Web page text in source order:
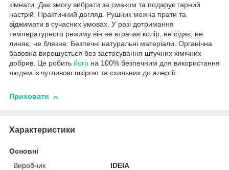
кімнати. Дає змогу вибрати за смаком та подарує гарний
настрій. Практичний догляд. Рушник можна прати та
віджимати в сучасних умовах. У разі дотримання
температурного режиму він не втрачає колір, не сідає, не
линяє, не блякне. Безпечні натуральні матеріали. Органічна
бавовна вирощується без застосування штучних хімічних
добрив. Це робить його на 100% безпечним для використання
людям із чутливою шкірою та схильних до алергії.
Приховати
Характеристики
Основні
Виробник
IDEIA